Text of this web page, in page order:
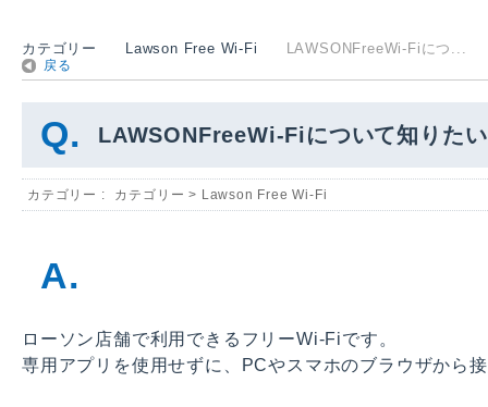
カテゴリー Lawson Free Wi-Fi LAWSONFreeWi-Fiにつ...
戻る
LAWSONFreeWi-Fiについて知りた
カテゴリー : カテゴリー > Lawson Free Wi-Fi
ローソン店舗で利用できるフリーWi-Fiです。
専用アプリを使用せずに、PCやスマホのブラウザから